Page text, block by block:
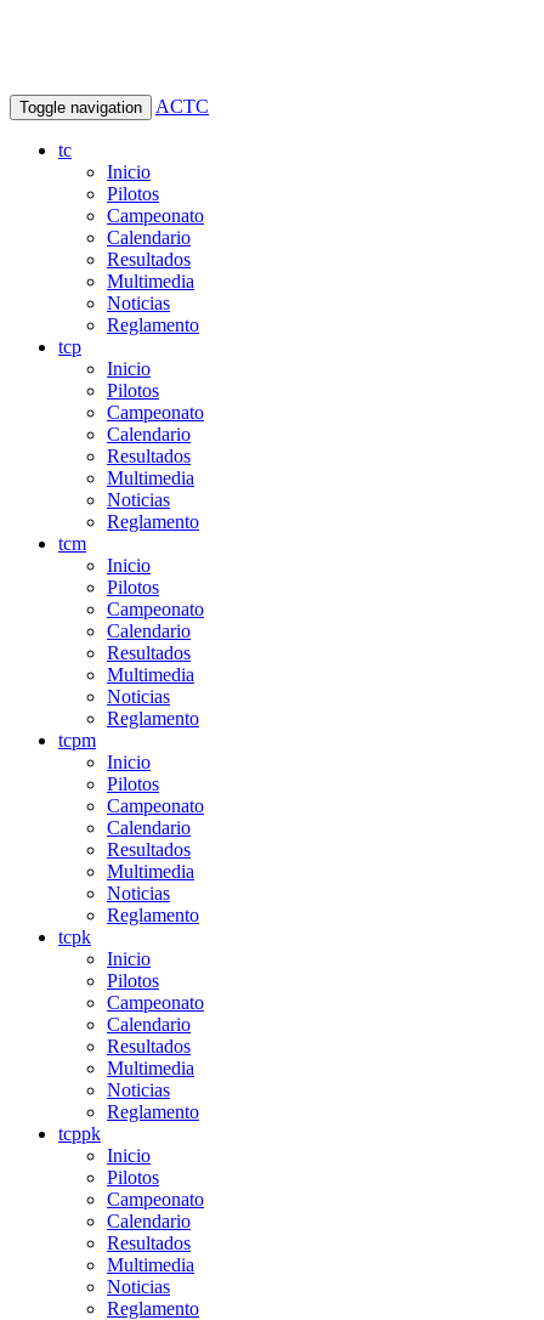
Toggle navigation ACTC
tc
Inicio
Pilotos
Campeonato
Calendario
Resultados
Multimedia
Noticias
Reglamento
tcp
Inicio
Pilotos
Campeonato
Calendario
Resultados
Multimedia
Noticias
Reglamento
tcm
Inicio
Pilotos
Campeonato
Calendario
Resultados
Multimedia
Noticias
Reglamento
tcpm
Inicio
Pilotos
Campeonato
Calendario
Resultados
Multimedia
Noticias
Reglamento
tcpk
Inicio
Pilotos
Campeonato
Calendario
Resultados
Multimedia
Noticias
Reglamento
tcppk
Inicio
Pilotos
Campeonato
Calendario
Resultados
Multimedia
Noticias
Reglamento